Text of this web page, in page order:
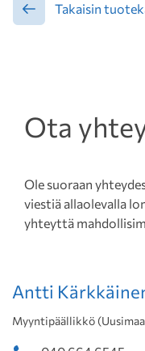
Takaisin
Ota
Ole suoraan
viestiä allaolevalla
yhteyttä
Antti
Myyntipäällikkö